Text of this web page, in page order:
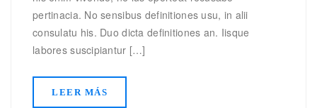
pertinacia. No sensibus definitiones usu, in alii
consulatu his. Duo dicta definitiones an. Iisque
labores suscipiantur […]
LEER MÁS